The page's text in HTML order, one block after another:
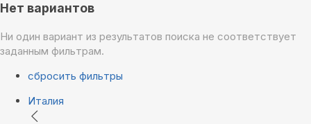
Нет вариантов
Ни один вариант из результатов поиска не соответствует
заданным фильтрам.
сбросить фильтры
Италия